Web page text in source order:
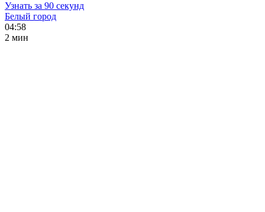
Узнать за 90 секунд
Белый город
04:58
2 мин